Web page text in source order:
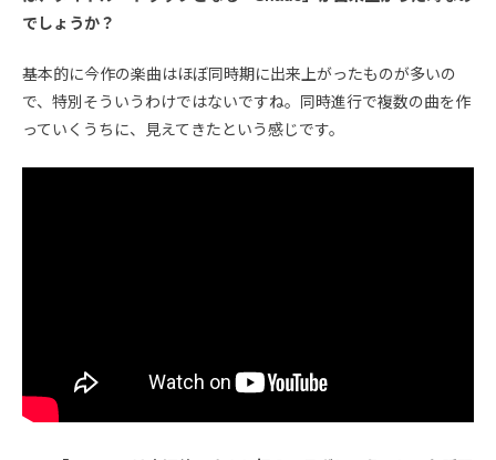
でしょうか？
基本的に今作の楽曲はほぼ同時期に出来上がったものが多いの
で、特別そういうわけではないですね。同時進行で複数の曲を作
っていくうちに、見えてきたという感じです。